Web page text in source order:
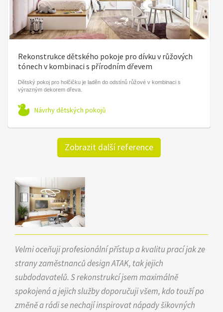
Rekonstrukce dětského pokoje pro dívku v růžových
tónech v kombinaci s přírodním dřevem
Dětský pokoj pro holčičku je laděn do odstínů růžové v kombinaci s
výrazným dekorem dřeva.
Návrhy dětských pokojů
Zobrazit další reference
Velmi oceňuji profesionální přístup a kvalitu prací jak ze
strany zaměstnanců design ATAK, tak jejich
subdodavatelů. S rekonstrukcí jsem maximálně
spokojená a jejich služby doporučuji všem, kdo touží po
změně a rádi se nechají inspirovat nápady šikovných